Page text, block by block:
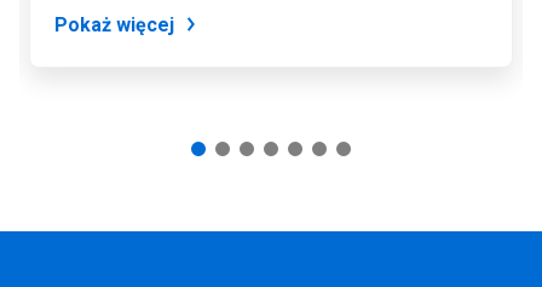
Pokaż więcej